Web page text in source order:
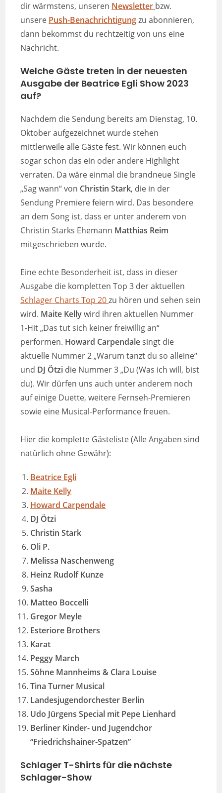
dir wärmstens, unseren Newsletter bzw.
unsere Push-Benachrichtigungzu abonnieren,
dann bekommst du rechtzeitig von uns eine
Nachricht.
Welche Gäste treten in der neuesten
Ausgabe der Beatrice Egli Show 2023
auf?
Nachdem die Sendung bereits am Dienstag, 10.
Oktober aufgezeichnet wurde stehen
mittlerweile alle Gäste fest. Wir können euch
sogar schon das ein oder andere Highlight
verraten. Da wäre einmal die brandneue Single
„Sag wann“ von Christin Stark, die in der
Sendung Premiere feiern wird. Das besondere
an dem Song ist, dass er unter anderem von
Christin Starks Ehemann Matthias Reim
mitgeschrieben wurde.
Eine echte Besonderheit ist, dass in dieser
Ausgabe die kompletten Top 3 der aktuellen
Schlager Charts Top 20zu hören und sehen sein
wird. Maite Kellywird ihren aktuellen Nummer
1-Hit „Das tut sich keiner freiwillig an“
performen. Howard Carpendalesingt die
aktuelle Nummer 2 „Warum tanzt du so alleine“
und DJ Ötzi die Nummer 3 „Du (Was ich will, bist
du). Wir dürfen uns auch unter anderem noch
auf einige Duette, weitere Fernseh-Premieren
sowie eine Musical-Performance freuen.
Hier die komplette Gästeliste (Alle Angaben sind
natürlich ohne Gewähr):
Beatrice Egli
Maite Kelly
Howard Carpendale
DJ Ötzi
Christin Stark
Oli P.
Melissa Naschenweng
Heinz Rudolf Kunze
Sasha
Matteo Boccelli
Gregor Meyle
Esteriore Brothers
Karat
Peggy March
Söhne Mannheims & Clara Louise
Tina Turner Musical
Landesjugendorchester Berlin
Udo Jürgens Special mit Pepe Lienhard
Berliner Kinder- und Jugendchor
“Friedrichshainer-Spatzen”
Schlager T-Shirts für die nächste
Schlager-Show